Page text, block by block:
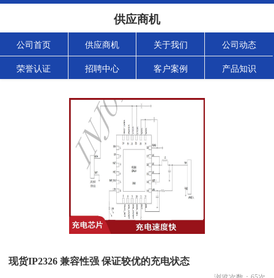
供应商机
公司首页 供应商机 关于我们 公司动态
荣誉认证 招聘中心 客户案例 产品知识
现货IP2326 兼容性强 保证较优的充电状态